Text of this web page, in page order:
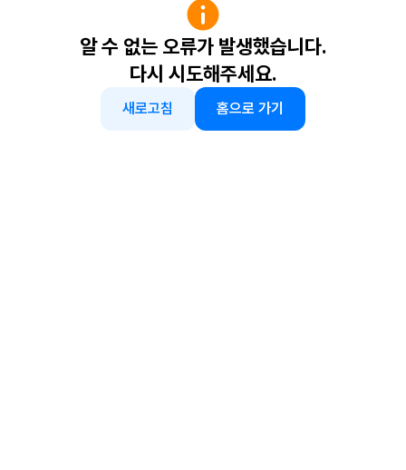
알 수 없는 오류가 발생했습니다.
다시 시도해주세요.
새로고침 홈으로 가기